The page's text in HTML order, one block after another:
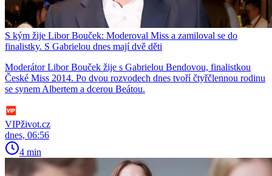
S kým žije Libor Bouček: Moderoval Miss a zamiloval se do
finalistky. S Gabrielou dnes mají dvě děti
Moderátor Libor Bouček žije s Gabrielou Bendovou, finalistkou
České Miss 2014. Po dvou rozvodech dnes tvoří čtyřčlennou rodinu
se synem Albertem a dcerou Beátou.
VIPživot.cz
dnes, 06:56
4 min